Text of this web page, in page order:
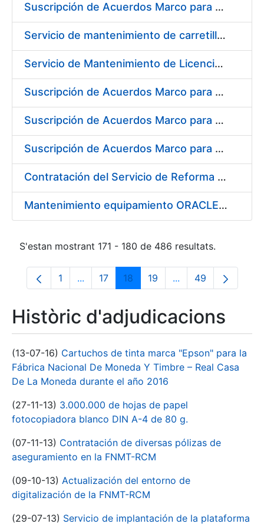
Suscripción de Acuerdos Marco para el Suministro de Material de Electrónica e Informática
Servicio de mantenimiento de carretillas transportadoras - elevadoras para la FNMT-RCM
Servicio de Mantenimiento de Licencias Liferay
Suscripción de Acuerdos Marco para el Suministro de Material de Filtración
Suscripción de Acuerdos Marco para el Suministro de Material de Fontanería y Aire Acondicionado
Suscripción de Acuerdos Marco para el Suministro de Material de Neumática
Contratación del Servicio de Reforma de la Embocadura, Limpieza, Pintado y Numerado de Contenedores para Moneda de la FNMT-RCM
Mantenimiento equipamiento ORACLE en CERES
S'estan mostrant 171 - 180 de 486 resultats.
Pàgina
1 ...Pàgines intermèdies Utilitzeu TAB per
Pàgina
17 Pàgina
18 Pàgina
19 ...PàginesPàgina
49
Històric d'adjudicacions
(13-07-16) Cartuchos de tinta marca "Epson" para la
Fábrica Nacional De Moneda Y Timbre – Real Casa
De La Moneda durante el año 2016
(27-11-13) 3.000.000 de hojas de papel
fotocopiadora blanco DIN A-4 de 80 g.
(07-11-13) Contratación de diversas pólizas de
aseguramiento en la FNMT-RCM
(09-10-13) Actualización del entorno de
digitalización de la FNMT-RCM
(29-07-13) Servicio de implantación de la plataforma